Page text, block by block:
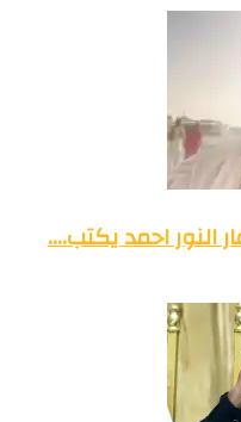
احمد يكتب….